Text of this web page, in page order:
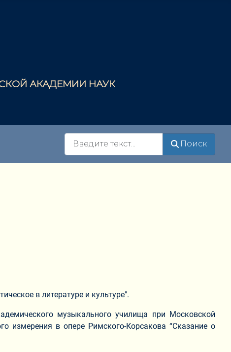
АКАДЕМИИ НАУК
Поиск
в литературе и культуре".
музыкального училища при Московской
измерения в опере Римского-Корсакова “Сказание о